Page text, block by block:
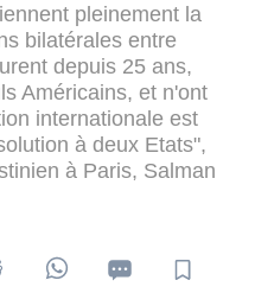
pleinement la
bilatérales entre
depuis 25 ans,
Américains, et n'ont
internationale est
à deux Etats",
à Paris, Salman